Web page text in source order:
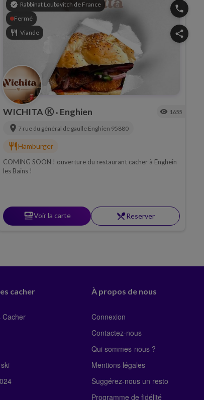
verified Rabbinat Loubavitch de France
Fermé
restaurant Viande
phone
share
WICHITA Ⓚ • Enghien visibility 1655
location_on 7 rue du général de gaulle Enghien 95880
restaurantHamburger
COMING SOON ! ouverture du restaurant cacher à Enghein
les Bains !
set_mealVoir la carte restaurant_menuReserver
cacher
Cacher
À propos de nous
Connexion
Contactez-nous
Qui sommes-nous ?
Mentions légales
Suggérez-nous un resto
Programme de fidélité